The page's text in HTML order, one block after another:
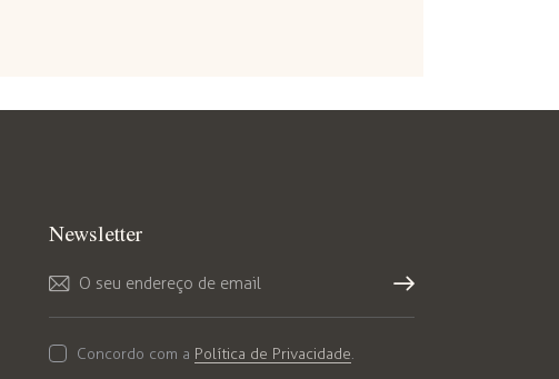
Newsletter
Subs
Concordo com a Política de Privacidade.